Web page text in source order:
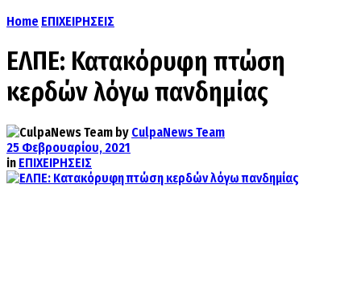
Home ΕΠΙΧΕΙΡΗΣΕΙΣ
ΕΛΠΕ: Κατακόρυφη πτώση
κερδών λόγω πανδημίας
by CulpaNews Team
25 Φεβρουαρίου, 2021
in ΕΠΙΧΕΙΡΗΣΕΙΣ